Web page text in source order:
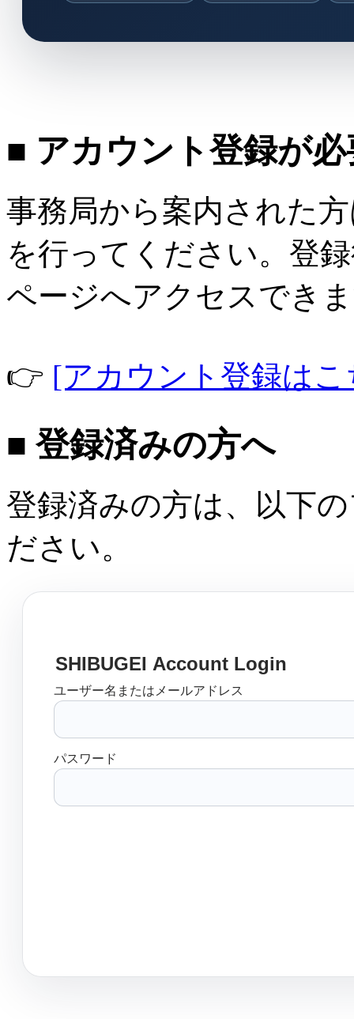
■ アカウント登録が
事務局から案内された
を行ってください。登
ページへアクセスでき
👉 [アカウント登録は
■ 登録済みの方へ
登録済みの方は、以下
ださい。
SHIBUGEI Account Login
ユーザー名またはメールアドレス
パスワード